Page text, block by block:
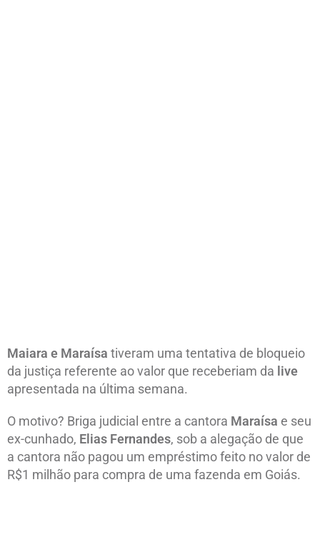
Maiara e Maraísa tiveram uma tentativa de bloqueio
da justiça referente ao valor que receberiam da live
apresentada na última semana.
O motivo? Briga judicial entre a cantora Maraísa e seu
ex-cunhado, Elias Fernandes, sob a alegação de que
a cantora não pagou um empréstimo feito no valor de
R$1 milhão para compra de uma fazenda em Goiás.